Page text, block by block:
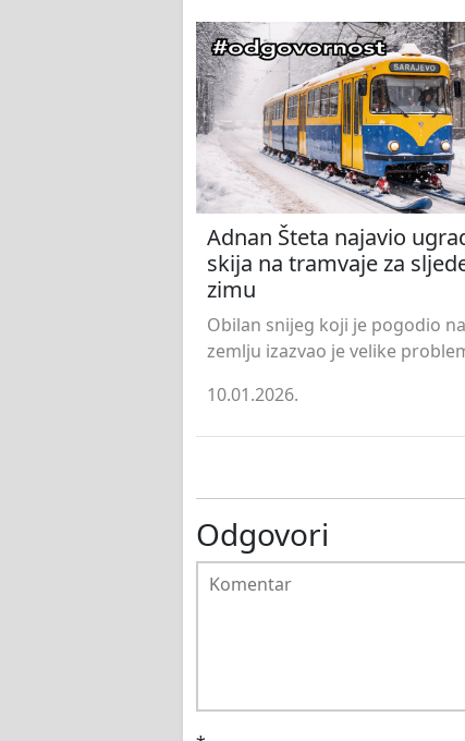
Adnan Šteta najavio
skija na tramvaje za
zimu
Obilan snijeg koji je pogodio
zemlju izazvao je velike
10.01.2026.
Odgovori